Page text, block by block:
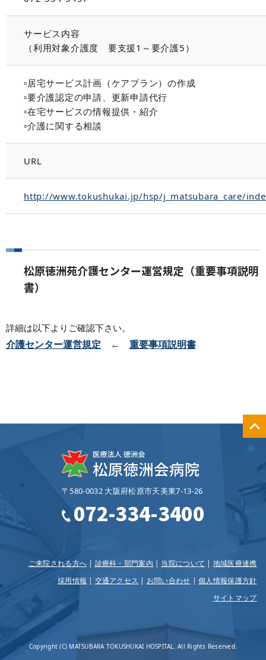
サービス内容
（利用対象介護度 要支援1～要介護5）
▫居宅サービス計画（ケアプラン）の作成
▫要介護認定の申請、更新申請代行
▫在宅サービスの情報提供・紹介
▫介護に関する相談
URL
http://www.tokushukai.jp/hsp/j_matsubara_care/
松原徳洲苑介護センター運営規定（重要事項説明
書）
詳細は以下よりご確認下さい。
介護センター運営規定 ← 重要事項説明書
〒580-0032 大阪府松原市天美東7‐13‐26
072-334-3400
ご来院される方へ 診療科・部門案内 当院について
地域医療連携
採用情報
交通アクセス お問い合わせ
個人情報保護方針
サイトマップ
Copyright (C) MATSUBARA TOKUSHUKAI HOSPITAL. All Rights Reserved.